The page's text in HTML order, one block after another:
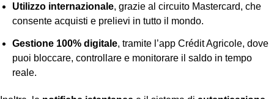
Utilizzo internazionale, grazie al circuito Mastercard, che
consente acquisti e prelievi in tutto il mondo.
Gestione 100% digitale, tramite l’app Crédit Agricole, dove
puoi bloccare, controllare e monitorare il saldo in tempo
reale.